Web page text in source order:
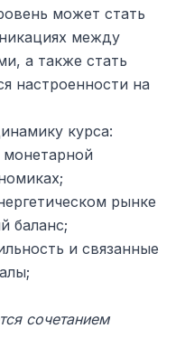
может стать
между
а также стать
настроенности на
курса:
рынке
баланс;
и связанные
сочетанием